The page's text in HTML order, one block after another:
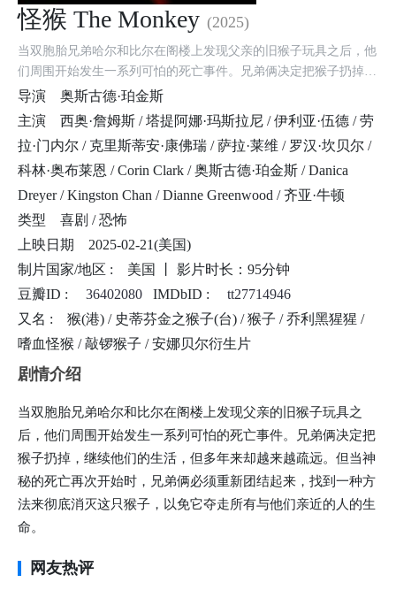
怪猴 The Monkey (2025)
当双胞胎兄弟哈尔和比尔在阁楼上发现父亲的旧猴子玩具之后，他
们周围开始发生一系列可怕的死亡事件。兄弟俩决定把猴子扔掉，
继续他们的生活，但多年来却越来越疏远。但当神秘的死亡再次开
始时，兄弟俩必须重新团结起来，找到一种方法来彻底消灭这只猴
子，以免它夺走所有与他们亲近的人的生命。
导演
奥斯古德·珀金斯
主演
西奥·詹姆斯 / 塔提阿娜·玛斯拉尼 / 伊利亚·伍德 / 劳
拉·门内尔 / 克里斯蒂安·康佛瑞 / 萨拉·莱维 / 罗汉·坎贝尔 /
科林·奥布莱恩 / Corin Clark / 奥斯古德·珀金斯 / Danica
Dreyer / Kingston Chan / Dianne Greenwood / 齐亚·牛顿
类型
喜剧 / 恐怖
上映日期
2025-02-21(美国)
制片国家/地区 :
美国 丨 影片时长：95分钟
豆瓣ID :
36402080 IMDbID :
tt27714946
又名 :
猴(港) / 史蒂芬金之猴子(台) / 猴子 / 乔利黑猩猩 /
嗜血怪猴 / 敲锣猴子 / 安娜贝尔衍生片
6.0
豆瓣评分
剧情介绍
当双胞胎兄弟哈尔和比尔在阁楼上发现父亲的旧猴子玩具之
后，他们周围开始发生一系列可怕的死亡事件。兄弟俩决定把
猴子扔掉，继续他们的生活，但多年来却越来越疏远。但当神
秘的死亡再次开始时，兄弟俩必须重新团结起来，找到一种方
法来彻底消灭这只猴子，以免它夺走所有与他们亲近的人的生
命。
网友热评